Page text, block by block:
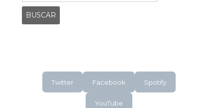
Twitter Facebook Spotify
YouTube